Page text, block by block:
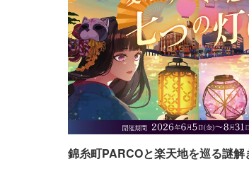
錦糸町PARCOと楽天地を巡る謎解